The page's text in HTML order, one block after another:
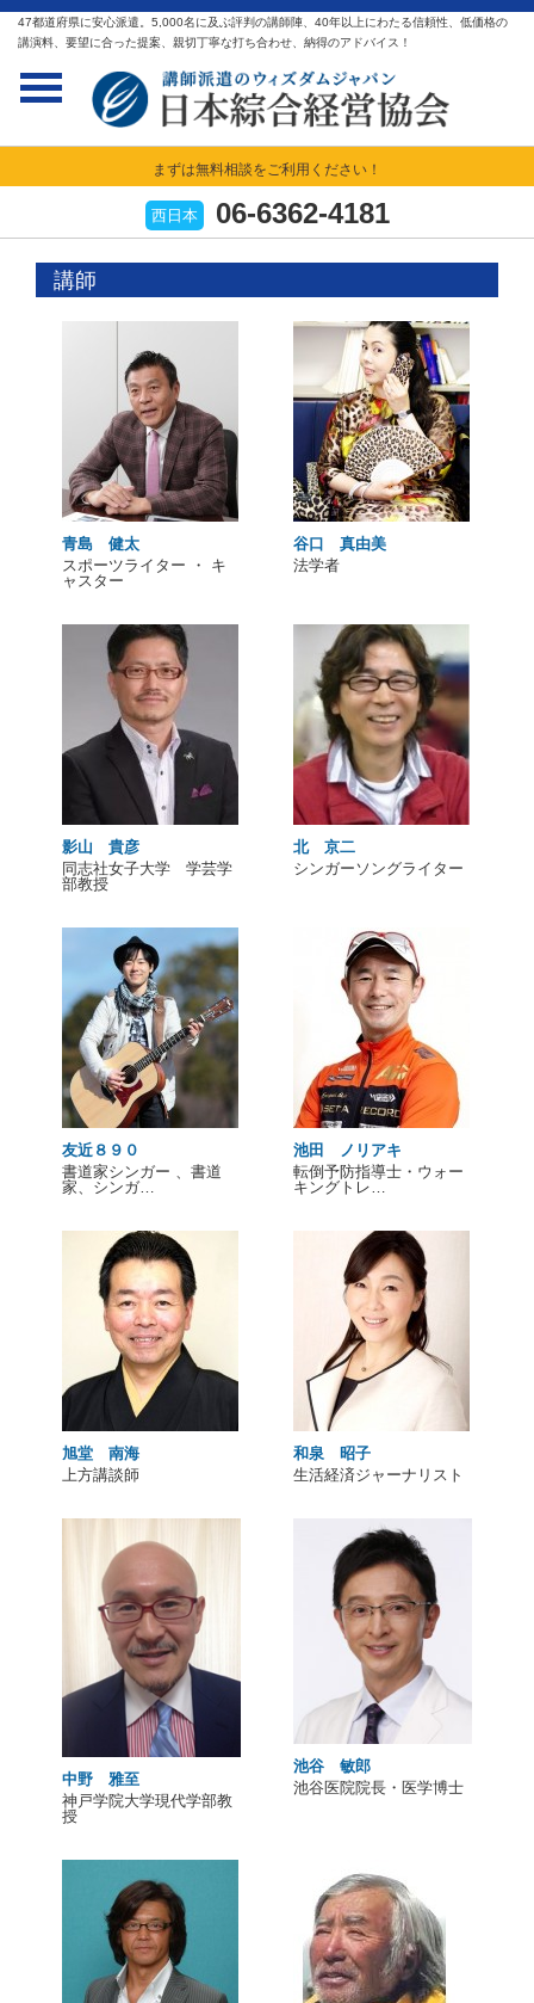
47都道府県に安心派遣。5,000名に及ぶ評判の講師陣、40年以上にわたる信頼性、低価格の
講演料、要望に合った提案、親切丁寧な打ち合わせ、納得のアドバイス！
まずは無料相談をご利用ください！
西日本 06-6362-4181
講師
青島 健太
スポーツライター ・ キ
ャスター
谷口 真由美
法学者
影山 貴彦
同志社女子大学 学芸学
部教授
北 京二
シンガーソングライター
友近８９０
書道家シンガー 、書道
家、シンガ…
池田 ノリアキ
転倒予防指導士・ウォー
キングトレ…
旭堂 南海
上方講談師
和泉 昭子
生活経済ジャーナリスト
中野 雅至
神戸学院大学現代学部教
授
池谷 敏郎
池谷医院院長・医学博士